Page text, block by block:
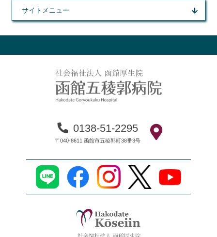
サイトメニュー
0138-51-2295
〒040-8611 函館市五稜郭町38番3号